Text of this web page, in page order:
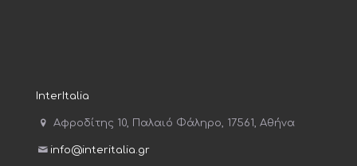
InterItalia
Αφροδίτης 10, Παλαιό Φάληρο, 17561, Αθήνα
info@interitalia.gr